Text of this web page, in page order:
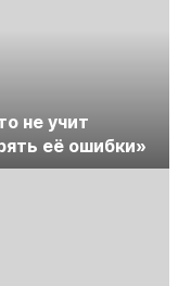
не учит
её ошибки»